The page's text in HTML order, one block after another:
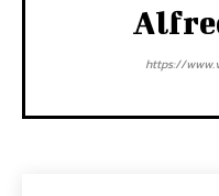
https://